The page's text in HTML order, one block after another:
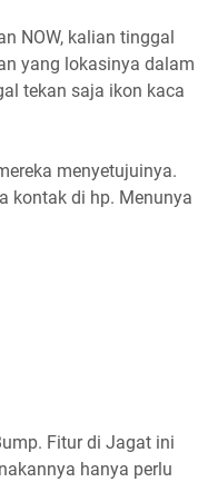
NOW, kalian tinggal
yang lokasinya dalam
tekan saja ikon kaca
menyetujuinya.
kontak di hp. Menunya
Fitur di Jagat ini
hanya perlu